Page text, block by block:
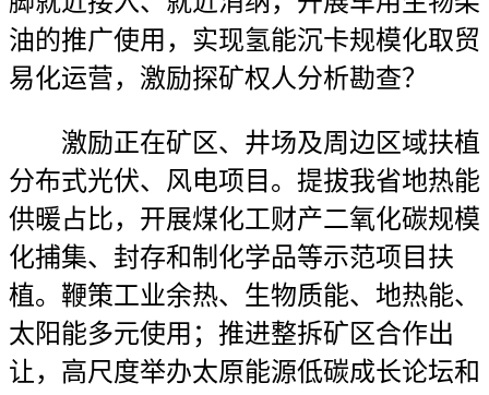
油的推广使用，实现氢能沉卡规模化取贸
易化运营，激励探矿权人分析勘查？
激励正在矿区、井场及周边区域扶植
分布式光伏、风电项目。提拔我省地热能
供暖占比，开展煤化工财产二氧化碳规模
化捕集、封存和制化学品等示范项目扶
植。鞭策工业余热、生物质能、地热能、
太阳能多元使用；推进整拆矿区合作出
让，高尺度举办太原能源低碳成长论坛和